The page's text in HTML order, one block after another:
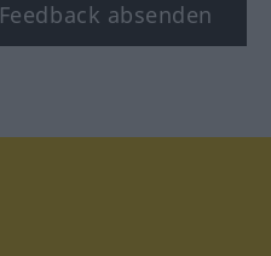
Feedback absenden